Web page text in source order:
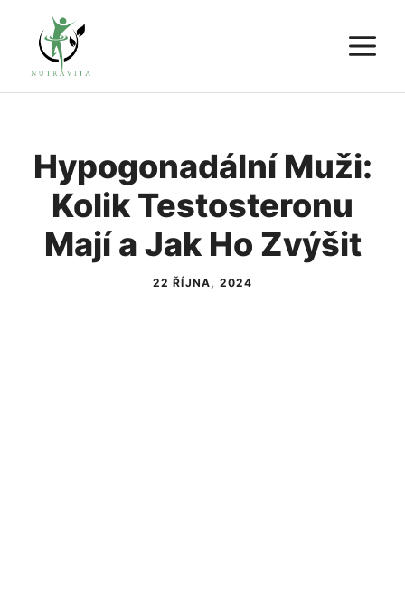
Přeskočit
obsah
Hypogonadální Muži:
Kolik Testosteronu
Mají a Jak Ho Zvýšit
22 ŘÍJNA, 2024